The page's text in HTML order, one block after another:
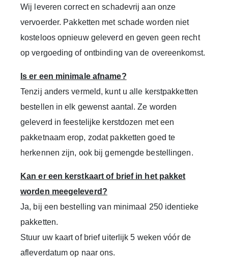
Wij leveren correct en schadevrij aan onze
vervoerder. Pakketten met schade worden niet
kosteloos opnieuw geleverd en geven geen recht
op vergoeding of ontbinding van de overeenkomst.
Is er een minimale afname?
Tenzij anders vermeld, kunt u alle kerstpakketten
bestellen in elk gewenst aantal.Ze worden
geleverd in feestelijke kerstdozen met een
pakketnaam erop, zodat pakketten goed te
herkennen zijn, ook bij gemengde bestellingen.
Kan er een kerstkaart of brief in het pakket
worden meegeleverd?
Ja, bij een bestelling van minimaal 250 identieke
pakketten.
Stuur uw kaart of brief uiterlijk5 weken vóór de
afleverdatum op naar ons.